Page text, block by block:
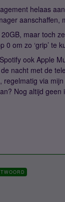
helaas
aanschaffen,
maar toch
om zo ‘grip’ te
ook Apple
nacht met de
via
Nog altijd geen